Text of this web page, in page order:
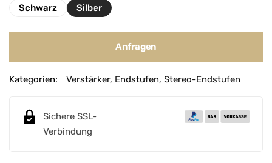
Schwarz Silber
Anfragen
lKategorien: Verstärker, Endstufen, Stereo-Endstufen
Sichere SSL-
Verbindung